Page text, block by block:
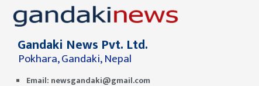
Gandaki News Pvt. Ltd.
Pokhara, Gandaki, Nepal
Email: newsgandaki@gmail.com